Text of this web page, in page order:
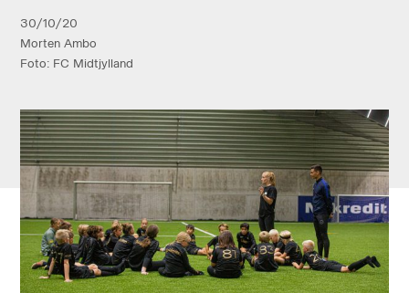
30/10/20
Morten Ambo
Foto: FC Midtjylland